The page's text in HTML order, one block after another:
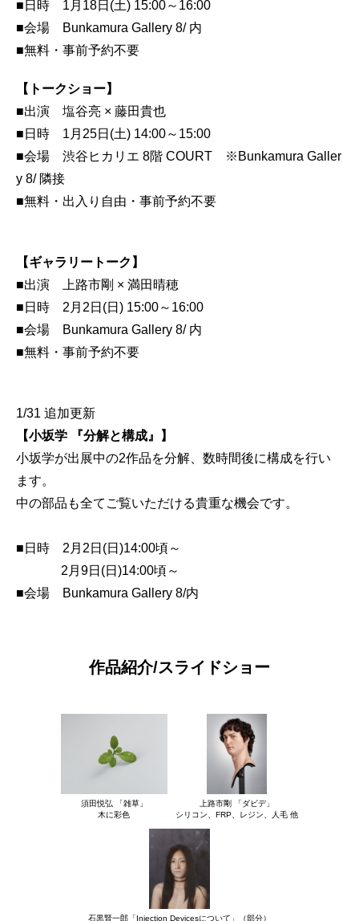
■日時 1月18日(土) 15:00～16:00
■会場 Bunkamura Gallery 8/ 内
■無料・事前予約不要
【トークショー】
■出演 塩谷亮 × 藤田貴也
■日時 1月25日(土) 14:00～15:00
■会場 渋谷ヒカリエ 8階 COURT ※Bunkamura Galler
y 8/ 隣接
■無料・出入り自由・事前予約不要
【ギャラリートーク】
■出演 上路市剛 × 満田晴穂
■日時 2月2日(日) 15:00～16:00
■会場 Bunkamura Gallery 8/ 内
■無料・事前予約不要
1/31 追加更新
【小坂学 『分解と構成』】
小坂学が出展中の2作品を分解、数時間後に構成を行い
ます。
中の部品も全てご覧いただける貴重な機会です。
■日時 2月2日(日)14:00頃～
2月9日(日)14:00頃～
■会場 Bunkamura Gallery 8/内
作品紹介/スライドショー
須田悦弘 「雑草」
木に彩色
上路市剛 「ダビデ」
シリコン、FRP、レジン、人毛 他
石黒賢一郎「Injection Devicesについて」（部分）